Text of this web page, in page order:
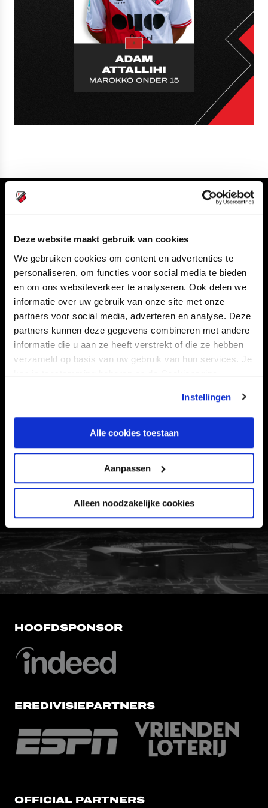
Deze website maakt gebruik van cookies
We gebruiken cookies om content en advertenties te
personaliseren, om functies voor social media te bieden
en om ons websiteverkeer te analyseren. Ook delen we
informatie over uw gebruik van onze site met onze
partners voor social media, adverteren en analyse. Deze
partners kunnen deze gegevens combineren met andere
informatie die u aan ze heeft verstrekt of die ze hebben
verzameld op basis van uw gebruik van hun services. Je
kan je toestemming beheren op de Cookiepagina.
Instellingen
Alle cookies toestaan
Aanpassen
Alleen noodzakelijke cookies
Volg ons ook via
Navigeer naar
CLUB
TEAMS
STADION
SUPPORTERS
FOUNDATION
KAARTVERKOOP
BUSINESS
WERKEN BIJ
VERTROUWENSPERSOON
FC Utrecht<br>vanuit<br>het
HOOFDSPONSOR
EREDIVISIEPARTNERS
OFFICIAL PARTNERS